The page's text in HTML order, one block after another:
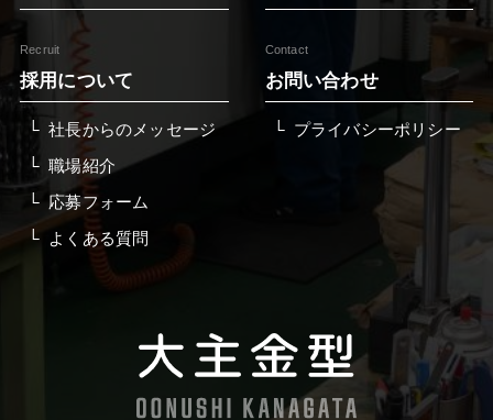
Recruit
採用について
社長からのメッセージ
職場紹介
応募フォーム
よくある質問
Contact
お問い合わせ
プライバシーポリシー